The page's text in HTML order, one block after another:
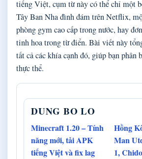
tiếng Việt, cụm từ này có thể chỉ một
Tây Ban Nha đình đám trên Netflix,
phòng gym cao cấp trong nước, hay
tinh hoa trong từ điển. Bài viết này
tất cả các khía cạnh đó, giúp bạn phân
thực thể.
DUNG BO LO
Minecraft 1.20 – Tính
năng mới, tải APK
tiếng Việt và fix lag
Hồng
Man
1,